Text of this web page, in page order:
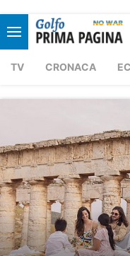
TV CRONACA